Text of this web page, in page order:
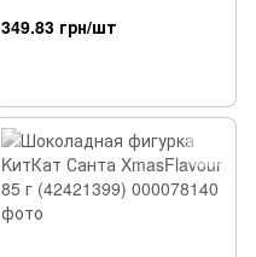
349.83 грн/шт